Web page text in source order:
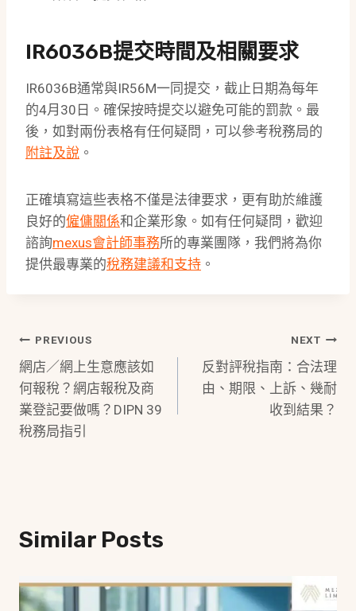
IR6036B提交時間及相關要求
IR6036B通常與IR56M一同提交，截止日期為每年
的4月30日。確保按時提交以避免可能的罰款。最
後，如對兩份表格有任何疑問，可以參考稅務局的
附註及說 。
正確填寫這些表格不僅是法律要求，更有助於維護
良好的僱傭關係和企業形象。如有任何疑問，歡迎
諮詢mexus會計師事務所的專業團隊，我們將為你
提供最專業的稅務建議和支持 。
Post
Navigation
PREVIOUS
網店／網上生意應該如
何報稅？網店報稅及商
業登記要做嗎？DIPN 39
稅務局指引
NEXT
反對評稅指南：合法理
由、期限、上訴、幾耐
收到結果？
Similar Posts